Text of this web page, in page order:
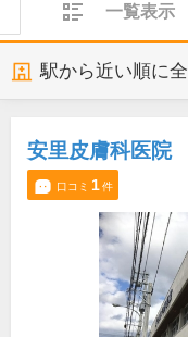
一覧表示
駅から近い順に全
安里皮膚科医院
口コミ 1件